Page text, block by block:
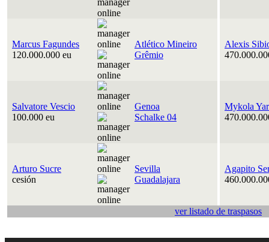
Marcus Fagundes
120.000.000 eu
Atlético Mineiro
Grêmio
Alexis
Salvatore Vescio
100.000 eu
Genoa
Schalke 04
Mykola
Arturo Sucre
cesión
Sevilla
Guadalajara
Agapito
ver listado de traspasos